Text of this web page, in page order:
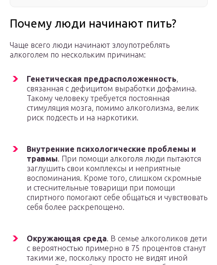
Почему люди начинают пить?
Чаще всего люди начинают злоупотреблять
алкоголем по нескольким причинам:
Генетическая предрасположенность,
связанная с дефицитом выработки дофамина.
Такому человеку требуется постоянная
стимуляция мозга, помимо алкоголизма, велик
риск подсесть и на наркотики.
Внутренние психологические проблемы и
травмы. При помощи алкоголя люди пытаются
заглушить свои комплексы и неприятные
воспоминания. Кроме того, слишком скромные
и стеснительные товарищи при помощи
спиртного помогают себе общаться и чувствовать
себя более раскрепощено.
Окружающая среда. В семье алкоголиков дети
с вероятностью примерно в 75 процентов станут
такими же, поскольку просто не видят иной